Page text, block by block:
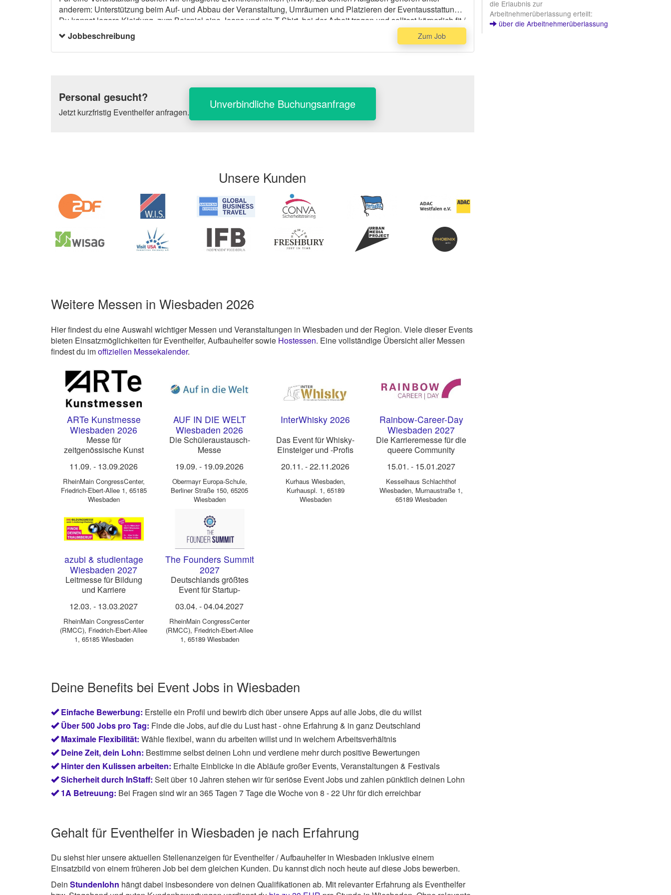
anderem: Unterstützung beim Auf- und Abbau der Veranstaltung, Umräumen und Platzieren der Eventausstattung.
Du kannst legere Kleidung, zum Beispiel eine Jeans und ein T-Shirt, bei der Arbeit tragen und solltest körperlich fit /
belastbar sein.
Jobbeschreibung Zum Job
Personal gesucht?
Jetzt kurzfristig Eventhelfer anfragen.
Unverbindliche Buchungsanfrage
Unsere Kunden
Weitere Messen in Wiesbaden 2026
Hier findest du eine Auswahl wichtiger Messen und Veranstaltungen in Wiesbaden und der Region. Viele dieser Events
bieten Einsatzmöglichkeiten für Eventhelfer, Aufbauhelfer sowie Hostessen. Eine vollständige Übersicht aller Messen
findest du imoffiziellen Messekalender.
ARTe Kunstmesse
Wiesbaden 2026
Messe für
zeitgenössische Kunst
11.09. - 13.09.2026
RheinMain CongressCenter,
Friedrich-Ebert-Allee 1, 65185
Wiesbaden
AUF IN DIE WELT
Wiesbaden 2026
Die Schüleraustausch-
Messe
19.09. - 19.09.2026
Obermayr Europa-Schule,
Berliner Straße 150, 65205
Wiesbaden
InterWhisky 2026
Das Event für Whisky-
Einsteiger und -Profis
20.11. -22.11.2026
Kurhaus Wiesbaden,
Kurhauspl. 1, 65189
Wiesbaden
Rainbow-Career-Day
Wiesbaden 2027
Die Karrieremesse für die
queere Community
15.01. - 15.01.2027
Kesselhaus Schlachthof
Wiesbaden, Murnaustraße 1,
65189 Wiesbaden
azubi & studientage
Wiesbaden 2027
Leitmesse für Bildung
und Karriere
12.03. - 13.03.2027
RheinMain CongressCenter
(RMCC), Friedrich-Ebert-Allee
1, 65185 Wiesbaden
The Founders Summit
2027
Deutschlands größtes
Event für Startup-
und Intrapreneure
03.04. -04.04.2027
RheinMain CongressCenter
(RMCC), Friedrich-Ebert-Allee
1, 65189 Wiesbaden
Deine Benefits bei Event Jobs in Wiesbaden
Einfache Bewerbung: Erstelle ein Profil und bewirb dich über unsere Apps auf alle Jobs, die du willst
Über 500 Jobs pro Tag: Finde die Jobs, auf die du Lust hast - ohne Erfahrung & in ganz Deutschland
Maximale Flexibilität: Wähle flexibel, wann du arbeiten willst und in welchem Arbeitsverhältnis
Deine Zeit, dein Lohn: Bestimme selbst deinen Lohn und verdiene mehr durch positive Bewertungen
Hinter den Kulissen arbeiten: Erhalte Einblicke in die Abläufe großer Events, Veranstaltungen & Festivals
Sicherheit durch InStaff: Seit über 10 Jahren stehen wir für seriöse Event Jobs und zahlen pünktlich deinen Lohn
1A Betreuung: Bei Fragen sind wir an 365 Tagen 7 Tage die Woche von 8 - 22 Uhr für dich erreichbar
Gehalt für Eventhelfer in Wiesbaden je nach Erfahrung
Du siehst hier unsere aktuellen Stellenanzeigen für Eventhelfer / Aufbauhelfer in Wiesbaden inklusive einem
Einsatzbild von einem früheren Job bei dem gleichen Kunden. Du kannst dich noch heute auf diese Jobs bewerben.
Dein Stundenlohn hängt dabei insbesondere von deinen Qualifikationen ab. Mit relevanter Erfahrung als Eventhelfer
die Erlaubnis zur
Arbeitnehmerüberlassung erteilt:
über die Arbeitnehmerüberlassung